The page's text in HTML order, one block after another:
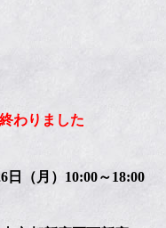
終わりました
（月）10:00～18:00